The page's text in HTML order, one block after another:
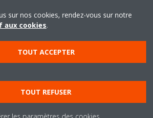
Copyright © Daikin
sur nos cookies, rendez-vous sur notre
aux cookies.
TOUT ACCEPTER
TOUT REFUSER